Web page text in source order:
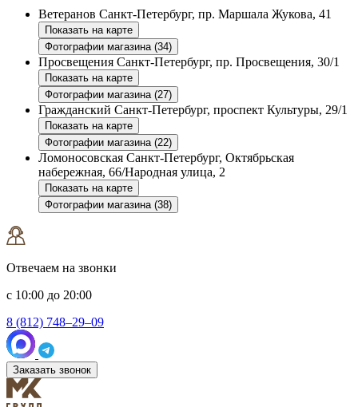
Ветеранов Санкт-Петербург, пр. Маршала Жукова, 41
Показать на карте
Фотографии магазина (34)
Просвещения Санкт-Петербург, пр. Просвещения, 30/1
Показать на карте
Фотографии магазина (27)
Гражданский Санкт-Петербург, проспект Культуры, 29/1
Показать на карте
Фотографии магазина (22)
Ломоносовская Санкт-Петербург, Октябрьская
набережная, 66/Народная улица, 2
Показать на карте
Фотографии магазина (38)
Отвечаем на звонки
с 10:00 до 20:00
8 (812) 748–29–09
Заказать звонок